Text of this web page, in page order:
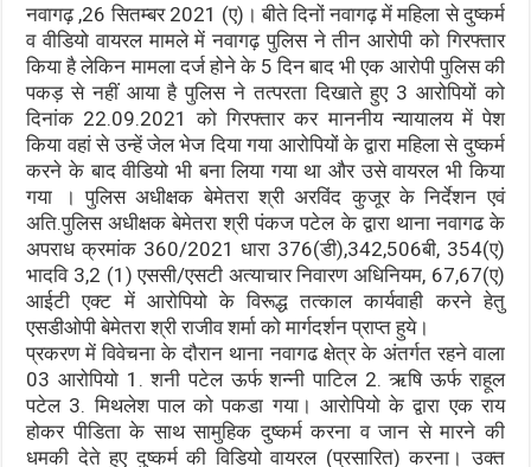
नवागढ़ ,26 सितम्बर 2021 (ए)। बीते दिनों नवागढ़ में महिला से दुष्कर्म
व वीडियो वायरल मामले में नवागढ़ पुलिस ने तीन आरोपी को गिरफ्तार
किया है लेकिन मामला दर्ज होने के 5 दिन बाद भी एक आरोपी पुलिस की
पकड़ से नहीं आया है पुलिस ने तत्परता दिखाते हुए 3 आरोपियों को
दिनांक 22.09.2021 को गिरफ्तार कर माननीय न्यायालय में पेश
किया वहां से उन्हें जेल भेज दिया गया आरोपियों के द्वारा महिला से दुष्कर्म
करने के बाद वीडियो भी बना लिया गया था और उसे वायरल भी किया
गया । पुलिस अधीक्षक बेमेतरा श्री अरविंद कुजूर के निर्देशन एवं
अति.पुलिस अधीक्षक बेमेतरा श्री पंकज पटेल के द्वारा थाना नवागढ के
अपराध क्रमांक 360/2021 धारा 376(डी),342,506बी, 354(ए)
भादवि 3,2 (1) एससी/एसटी अत्याचार निवारण अधिनियम, 67,67(ए)
आईटी एक्ट में आरोपियो के विरूद्ध तत्काल कार्यवाही करने हेतु
एसडीओपी बेमेतरा श्री राजीव शर्मा को मार्गदर्शन प्राप्त हुये।
प्रकरण में विवेचना के दौरान थाना नवागढ क्षेत्र के अंतर्गत रहने वाला
03 आरोपियो 1. शनी पटेल ऊर्फ शन्नी पाटिल 2. ऋषि ऊर्फ राहूल
पटेल 3. मिथलेश पाल को पकडा गया। आरोपियो के द्वारा एक राय
होकर पीडिता के साथ सामुहिक दुष्कर्म करना व जान से मारने की
धमकी देते हुए दुष्कर्म की विडियो वायरल (प्रसारित) करना। उक्त